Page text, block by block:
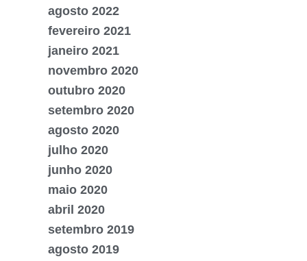
agosto 2022
fevereiro 2021
janeiro 2021
novembro 2020
outubro 2020
setembro 2020
agosto 2020
julho 2020
junho 2020
maio 2020
abril 2020
setembro 2019
agosto 2019